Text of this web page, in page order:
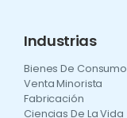
Industrias
Bienes De Consumo
Venta Minorista
Fabricación
Ciencias De La Vida